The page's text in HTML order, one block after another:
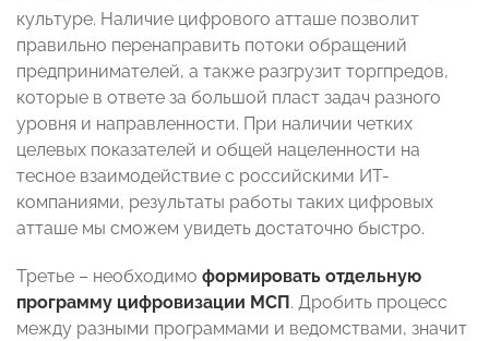
культуре. Наличие цифрового атташе позволит
правильно перенаправить потоки обращений
предпринимателей, а также разгрузит торгпредов,
которые в ответе за большой пласт задач разного
уровня и направленности. При наличии четких
целевых показателей и общей нацеленности на
тесное взаимодействие с российскими ИТ-
компаниями, результаты работы таких цифровых
атташе мы сможем увидеть достаточно быстро.
Третье – необходимо формировать отдельную
программу цифровизации МСП . Дробить процесс
между разными программами и ведомствами, значит